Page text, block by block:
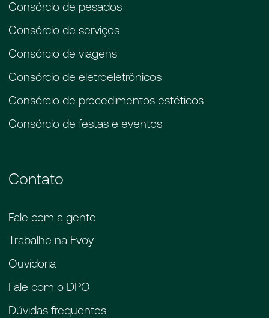
Consórcio de pesados
Consórcio de serviços
Consórcio de viagens
Consórcio de eletroeletrônicos
Consórcio de procedimentos estéticos
Consórcio de festas e eventos
Contato
Fale com a gente
Trabalhe na Evoy
Ouvidoria
Fale com o DPO
Dúvidas frequentes